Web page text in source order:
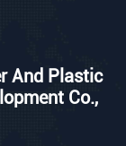
And Plastic
Co.,